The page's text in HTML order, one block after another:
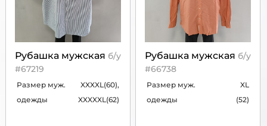
Рубашка мужская б/у
#67219
Размер муж.
одежды
XXXXL(60),
XXXXXL(62)
Рубашка мужская б/у
#66738
Размер муж.
одежды
XL
(52)